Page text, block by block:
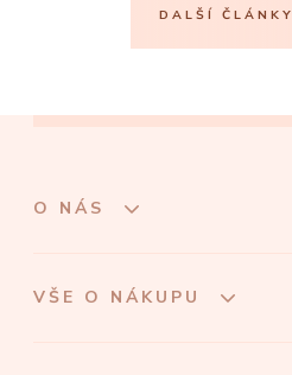
DALŠÍ ČLÁNKY
O NÁS
VŠE O NÁKUPU